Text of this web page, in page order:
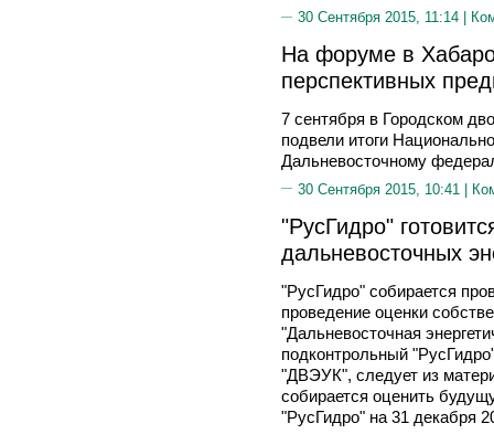
30 Сентября 2015, 11:14 |
На форуме в
перспективных
7 сентября в Городском
подвели итоги
Дальневосточному
30 Сентября 2015, 10:41 |
"РусГидро"
дальневосточных
"РусГидро" собирается
проведение оценки
"Дальневосточная
подконтрольный
"ДВЭУК", следует из
собирается оценить
"РусГидро" на 31 декабря